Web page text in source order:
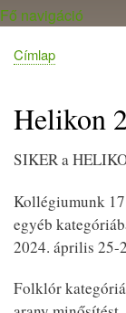
Fő navigáció
Morzsa
Címlap
Helikon
SIKER a
Kollégiumunk 17
egyéb
2024. április 25-
Folklór